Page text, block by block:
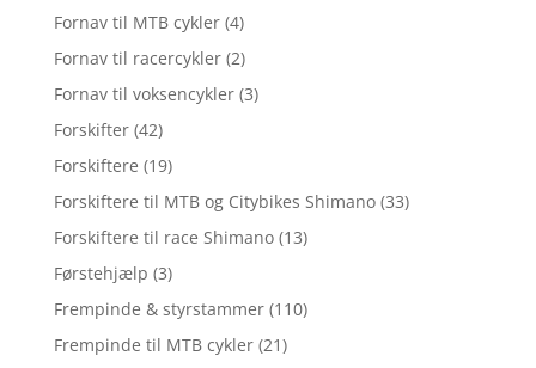
Fornav til MTB cykler (4)
Fornav til racercykler (2)
Fornav til voksencykler (3)
Forskifter (42)
Forskiftere (19)
Forskiftere til MTB og Citybikes Shimano (33)
Forskiftere til race Shimano (13)
Førstehjælp (3)
Frempinde & styrstammer (110)
Frempinde til MTB cykler (21)